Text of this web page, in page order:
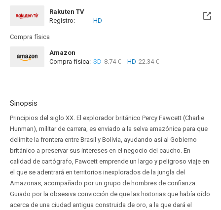
Rakuten TV
Registro:
HD
Compra física
Amazon
Compra física: SD 8.74 € HD 22.34 €
Sinopsis
Principios del siglo XX. El explorador británico Percy Fawcett (Charlie
Hunman), militar de carrera, es enviado a la selva amazónica para que
delimite la frontera entre Brasil y Bolivia, ayudando así al Gobierno
británico a preservar sus intereses en el negocio del caucho. En
calidad de cartógrafo, Fawcett emprende un largo y peligroso viaje en
el que se adentrará en territorios inexplorados de la jungla del
Amazonas, acompañado por un grupo de hombres de confianza.
Guiado por la obsesiva convicción de que las historias que había oído
acerca de una ciudad antigua construida de oro, a la que dará el